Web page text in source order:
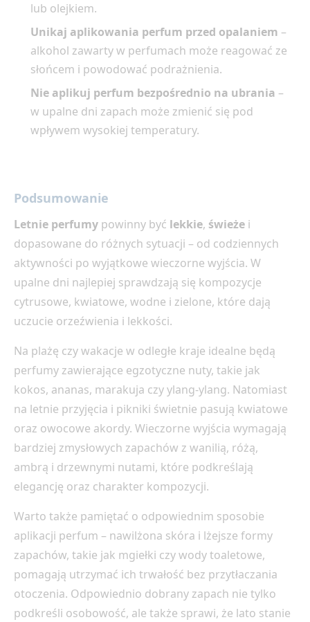
lub olejkiem.
Unikaj aplikowania perfum przed opalaniem –
alkohol zawarty w perfumach może reagować ze
słońcem i powodować podrażnienia.
Nie aplikuj perfum bezpośrednio na ubrania –
w upalne dni zapach może zmienić się pod
wpływem wysokiej temperatury.
Podsumowanie
Letnie perfumy powinny być lekkie, świeże i
dopasowane do różnych sytuacji – od codziennych
aktywności po wyjątkowe wieczorne wyjścia. W
upalne dni najlepiej sprawdzają się kompozycje
cytrusowe, kwiatowe, wodne i zielone, które dają
uczucie orzeźwienia i lekkości.
Na plażę czy wakacje w odległe kraje idealne będą
perfumy zawierające egzotyczne nuty, takie jak
kokos, ananas, marakuja czy ylang-ylang. Natomiast
na letnie przyjęcia i pikniki świetnie pasują kwiatowe
oraz owocowe akordy. Wieczorne wyjścia wymagają
bardziej zmysłowych zapachów z wanilią, różą,
ambrą i drzewnymi nutami, które podkreślają
elegancję oraz charakter kompozycji.
Warto także pamiętać o odpowiednim sposobie
aplikacji perfum – nawilżona skóra i lżejsze formy
zapachów, takie jak mgiełki czy wody toaletowe,
pomagają utrzymać ich trwałość bez przytłaczania
otoczenia. Odpowiednio dobrany zapach nie tylko
podkreśli osobowość, ale także sprawi, że lato stanie